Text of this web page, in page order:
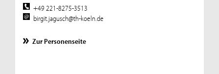
+49 221-8275-3513
birgit.jagusch@th-koeln.de
Zur Personenseite